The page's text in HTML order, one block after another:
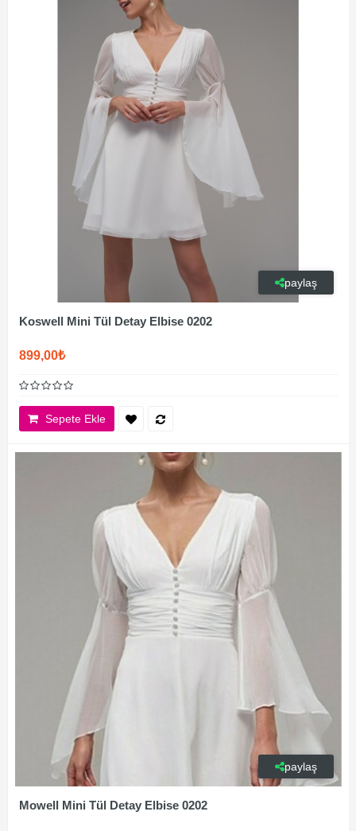
paylaş
Koswell Mini Tül Detay Elbise 0202
899,00₺
Sepete Ekle
paylaş
Mowell Mini Tül Detay Elbise 0202